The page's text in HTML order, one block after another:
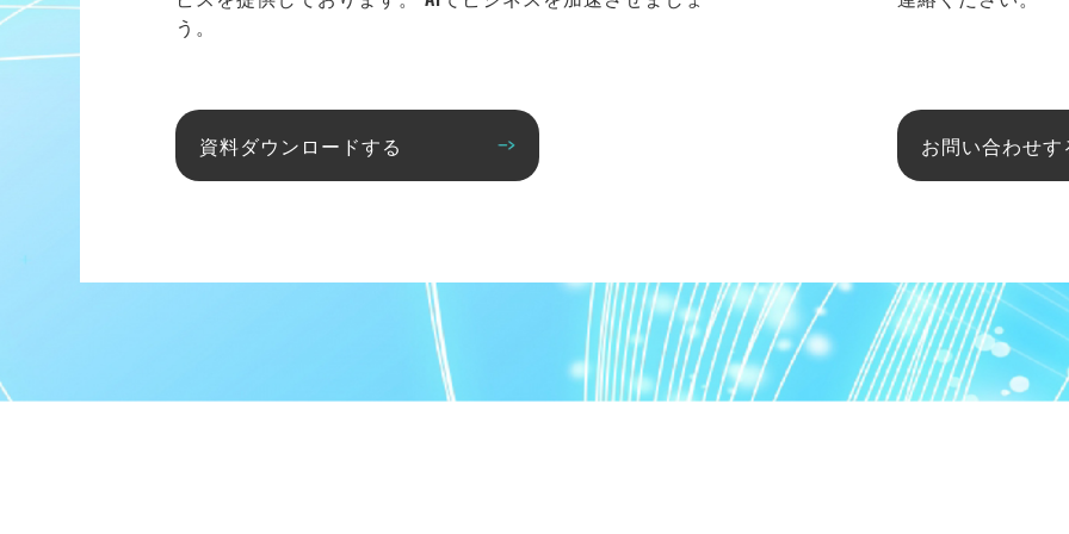
う。
資料ダウンロードする お問い合わせす